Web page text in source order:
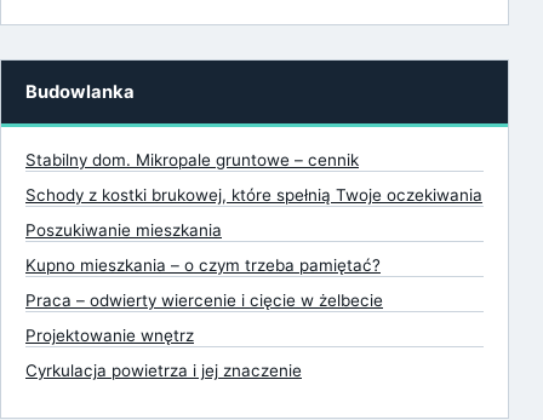
Budowlanka
Stabilny dom. Mikropale gruntowe – cennik
Schody z kostki brukowej, które spełnią Twoje oczekiwania
Poszukiwanie mieszkania
Kupno mieszkania – o czym trzeba pamiętać?
Praca – odwierty wiercenie i cięcie w żelbecie
Projektowanie wnętrz
Cyrkulacja powietrza i jej znaczenie